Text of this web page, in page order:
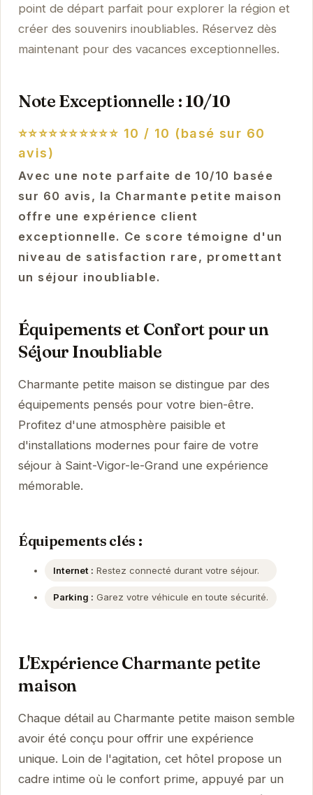
point de départ parfait pour explorer la région et
créer des souvenirs inoubliables. Réservez dès
maintenant pour des vacances exceptionnelles.
Note Exceptionnelle : 10/10
⭐⭐⭐⭐⭐⭐⭐⭐⭐⭐ 10 / 10 (basé sur 60
avis)
Avec une note parfaite de 10/10 basée
sur 60 avis, la Charmante petite maison
offre une expérience client
exceptionnelle. Ce score témoigne d'un
niveau de satisfaction rare, promettant
un séjour inoubliable.
Équipements et Confort pour un
Séjour Inoubliable
Charmante petite maison se distingue par des
équipements pensés pour votre bien-être.
Profitez d'une atmosphère paisible et
d'installations modernes pour faire de votre
séjour à Saint-Vigor-le-Grand une expérience
mémorable.
Équipements clés :
Internet : Restez connecté durant votre séjour.
Parking : Garez votre véhicule en toute sécurité.
L'Expérience Charmante petite
maison
Chaque détail au Charmante petite maison semble
avoir été conçu pour offrir une expérience
unique. Loin de l'agitation, cet hôtel propose un
cadre intime où le confort prime, appuyé par un